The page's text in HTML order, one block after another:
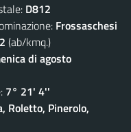
D812
Frossaschesi
(ab/kmq.)
di agosto
7° 21' 4''
Roletto, Pinerolo,